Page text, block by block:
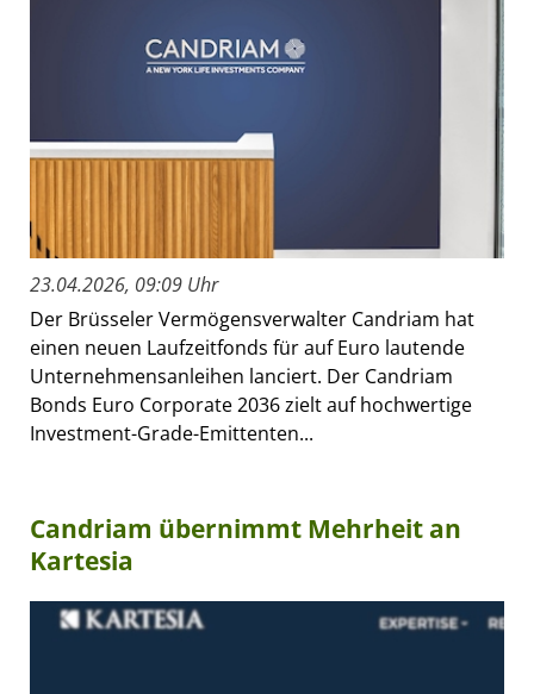
23.04.2026, 09:09 Uhr
Der Brüsseler Vermögensverwalter Candriam hat
einen neuen Laufzeitfonds für auf Euro lautende
Unternehmensanleihen lanciert. Der Candriam
Bonds Euro Corporate 2036 zielt auf hochwertige
Investment-Grade-Emittenten...
Candriam übernimmt Mehrheit an
Kartesia